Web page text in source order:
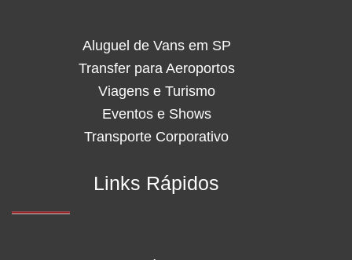
Aluguel de Vans em SP
Transfer para Aeroportos
Viagens e Turismo
Eventos e Shows
Transporte Corporativo
Links Rápidos